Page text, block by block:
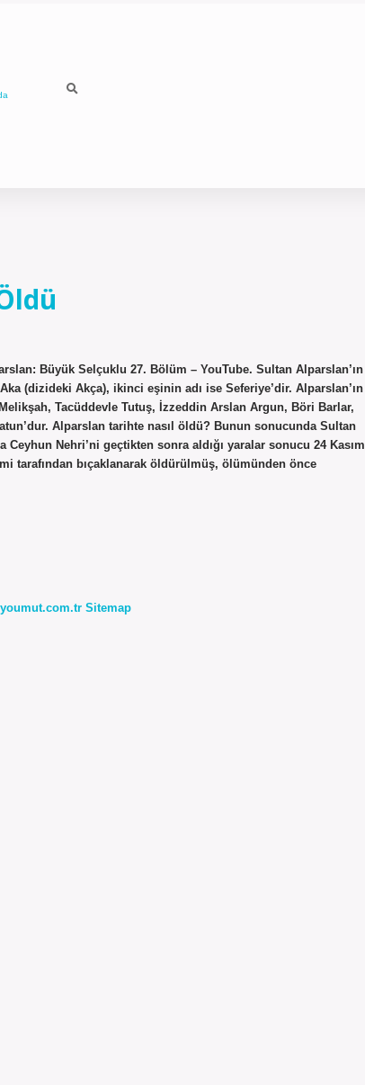
Büyük Selçuklu 27. Bölüm – YouTube. Sultan Alparslan’ın
(dizideki Akça), ikinci eşinin adı ise Seferiye’dir. Alparslan’ın
Tacüddevle Tutuş, İzzeddin Arslan Argun, Böri Barlar,
Alparslan tarihte nasıl öldü? Bunun sonucunda Sultan
Ceyhun Nehri’ni geçtikten sonra aldığı yaralar sonucu 24 Kasım
tarafından bıçaklanarak öldürülmüş, ölümünden önce
Sitemap